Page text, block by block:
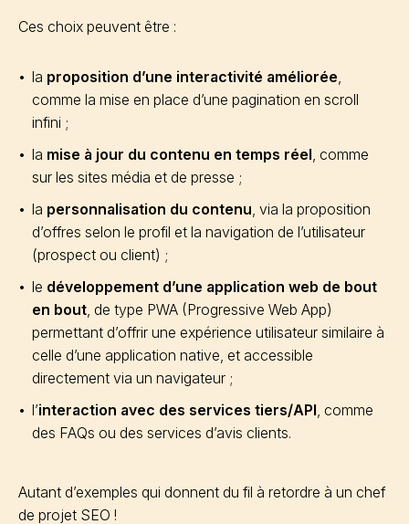
Ces choix peuvent être :
la proposition d’une interactivité améliorée,
comme la mise en place d’une pagination en scroll
infini ;
la mise à jour du contenu en temps réel, comme
sur les sites média et de presse ;
la personnalisation du contenu, via la proposition
d’offres selon le profil et la navigation de l’utilisateur
(prospect ou client) ;
le développement d’une application web de bout
en bout, de type PWA (Progressive Web App)
permettant d’offrir une expérience utilisateur similaire à
celle d’une application native, et accessible
directement via un navigateur ;
l’interaction avec des services tiers/API, comme
des FAQs ou des services d’avis clients.
Autant d’exemples qui donnent du fil à retordre à un chef
de projet SEO !